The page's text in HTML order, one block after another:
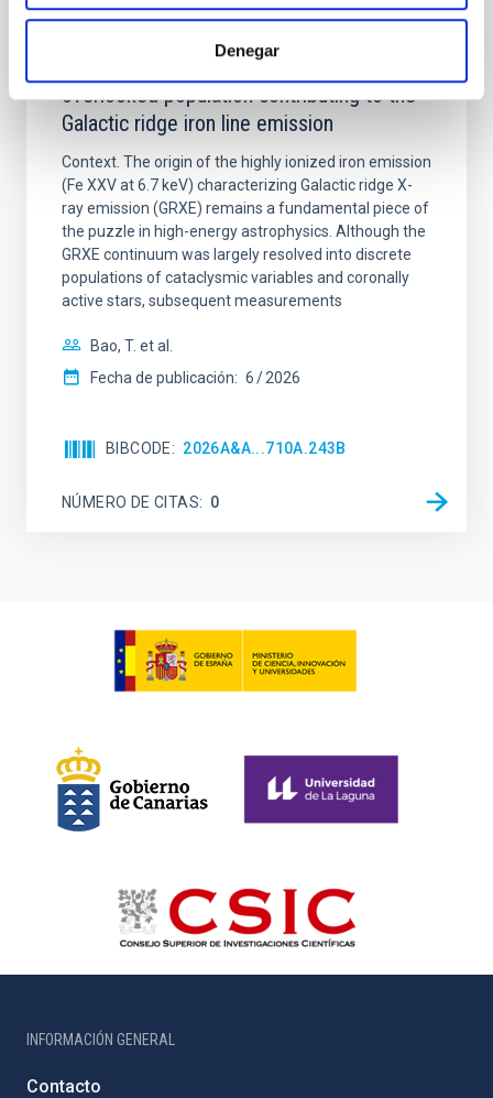
Denegar
X-ray-luminous late-type giants: An
overlooked population contributing to the
Galactic ridge iron line emission
Context. The origin of the highly ionized iron emission
(Fe XXV at 6.7 keV) characterizing Galactic ridge X-
ray emission (GRXE) remains a fundamental piece of
the puzzle in high-energy astrophysics. Although the
GRXE continuum was largely resolved into discrete
populations of cataclysmic variables and coronally
active stars, subsequent measurements
Bao, T. et al.
Fecha de publicación: 6 2026
BIBCODE 2026A&A...710A.243B
NÚMERO DE CITAS 0
INFORMACIÓN GENERAL
Contacto